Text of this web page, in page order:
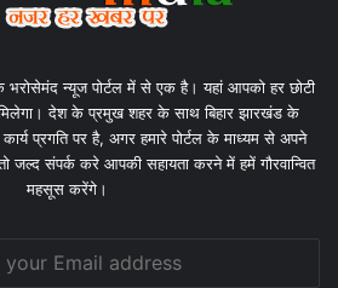
भरोसेमंद न्यूज पोर्टल में से एक है। यहां आपको हर छोटी
देश के प्रमुख शहर के साथ बिहार झारखंड के
कार्य प्रगति पर है, अगर हमारे पोर्टल के माध्यम से अपने
तो जल्द संपर्क करे आपकी सहायता करने में हमें गौरवान्वित
महसूस करेंगे।